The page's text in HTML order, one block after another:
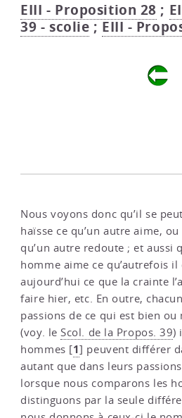
EIII - Proposition 28 ;
39 - scolie ; EIII -
Nous voyons donc qu’il se
haïsse ce qu’un autre aime,
qu’un autre redoute ; et aussi
homme aime ce qu’autrefois il
aujourd’hui ce que la crainte
faire hier, etc. En outre,
passions de ce qui est bien
(voy. le Scol. de la Propos. 39)
hommes [1] peuvent différer
autant que dans leurs
lorsque nous comparons les
distinguons par la seule